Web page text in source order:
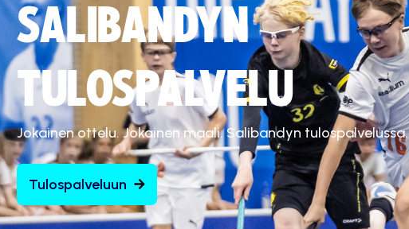
SALIBANDYN
TULOSPALVELU
Jokainen ottelu. Jokainen maali. Salibandyn tulospalvelussa.
Tulospalveluun